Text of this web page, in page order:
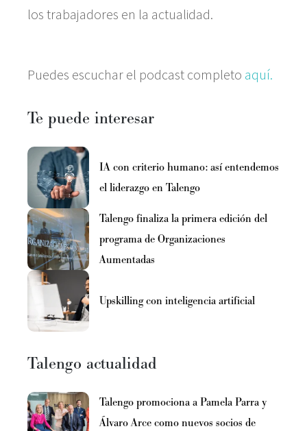
los trabajadores en la actualidad.
Puedes escuchar el podcast completo aquí.
Te puede interesar
IA con criterio humano: así entendemos
el liderazgo en Talengo
Talengo finaliza la primera edición del
programa de Organizaciones
Aumentadas
Upskilling con inteligencia artificial
Talengo actualidad
Talengo promociona a Pamela Parra y
Álvaro Arce como nuevos socios de